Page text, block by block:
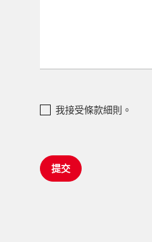
我接受條款細則。